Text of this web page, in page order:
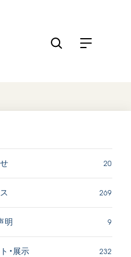
】「原爆の子」と
た80年 広島県 早
20
269
明 9
・展示 232